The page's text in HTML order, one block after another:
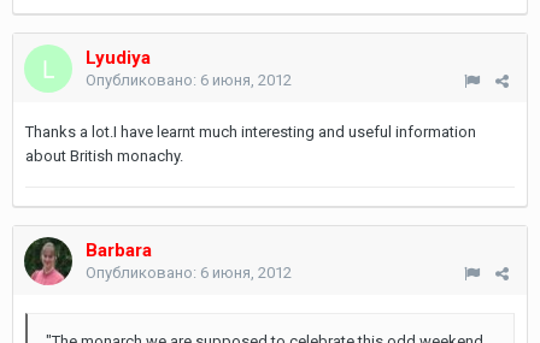
Lyudiya
Опубликовано: 6 июня, 2012
Thanks a lot.I have learnt much interesting and useful information
about British monachy.
Barbara
Опубликовано: 6 июня, 2012